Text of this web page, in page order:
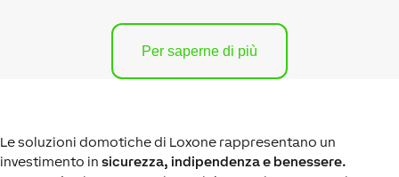
Per saperne di più
Le soluzioni domotiche di Loxone rappresentano un
investimento in sicurezza, indipendenza e benessere.